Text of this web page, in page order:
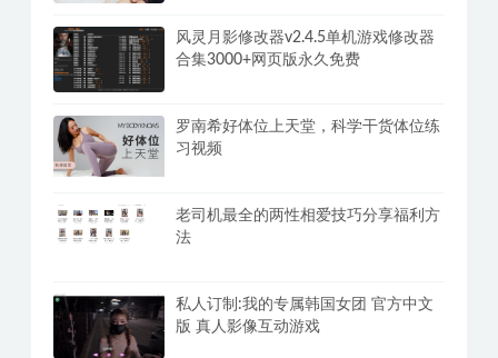
风灵月影修改器v2.4.5单机游戏修改器
合集3000+网页版永久免费
罗南希好体位上天堂，科学干货体位练
习视频
老司机最全的两性相爱技巧分享福利方
法
私人订制:我的专属韩国女团 官方中文
版 真人影像互动游戏